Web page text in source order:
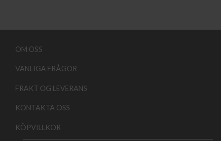
OM OSS
VANLIGA FRÅGOR
FRAKT OG LEVERANS
KONTAKTA OSS
KÖPVILLKOR